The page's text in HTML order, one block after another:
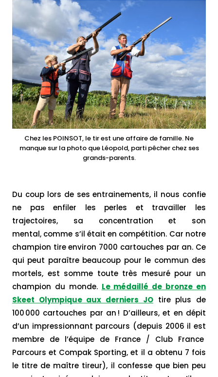
Chez les POINSOT, le tir est une affaire de famille. Ne
manque sur la photo que Léopold, parti pêcher chez ses
grands-parents.
Du coup lors de ses entrainements, il nous confie
ne pas enfiler les perles et travailler les
trajectoires, sa concentration et son
mental, comme s’il était en compétition. Car notre
champion tire environ 7000 cartouches par an. Ce
qui peut paraître beaucoup pour le commun des
mortels, est somme toute très mesuré pour un
champion du monde. Le médaillé de bronze en
Skeet Olympique aux derniers JOtire plus de
100 000 cartouches par an ! D’ailleurs, et en dépit
d’un impressionnant parcours (depuis 2006 il est
membre de l’équipe de France / Club France
Parcours et Compak Sporting, et il a obtenu 7 fois
le titre de maître tireur), il confesse que bien peu